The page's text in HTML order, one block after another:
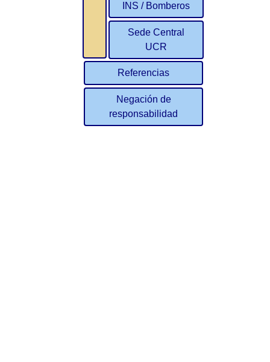
INS / Bomberos
Sede Central
UCR
Referencias
Negación de
responsabilidad